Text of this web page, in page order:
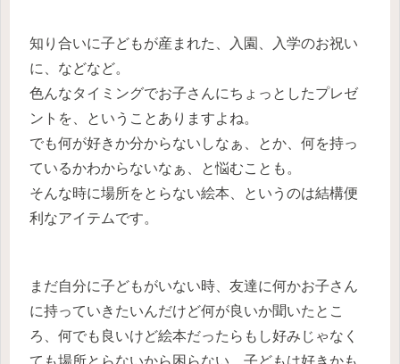
知り合いに子どもが産まれた、入園、入学のお祝い
に、などなど。
色んなタイミングでお子さんにちょっとしたプレゼ
ントを、ということありますよね。
でも何が好きか分からないしなぁ、とか、何を持っ
ているかわからないなぁ、と悩むことも。
そんな時に場所をとらない絵本、というのは結構便
利なアイテムです。
まだ自分に子どもがいない時、友達に何かお子さん
に持っていきたいんだけど何が良いか聞いたとこ
ろ、何でも良いけど絵本だったらもし好みじゃなく
ても場所とらないから困らない、子どもは好きかも